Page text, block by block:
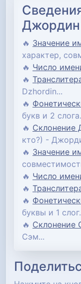
🔥 Значение
характер,
🔥 Число
🔥
Dzhordin...
🔥
букв и 2
🔥 Склонение
кто?) -
🔥 Значение
🔥 Число
🔥
🔥
буквы и 1
🔥 Склонение
Сэм...